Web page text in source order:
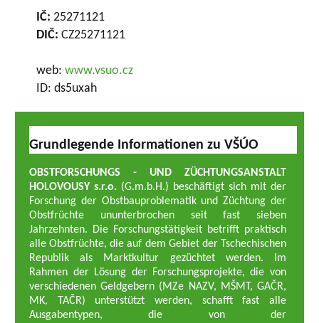
IČ: 25271121
DIČ: CZ25271121
web:www.vsuo.cz
ID: ds5uxah
Grundlegende Informationen zu VŠÚO
OBSTFORSCHUNGS - UND ZÜCHTUNGSANSTALT
HOLOVOUSY s.r.o. (G.m.b.H.) beschäftigt sich mit der
Forschung der Obstbauproblematik und Züchtung der
Obstfrüchte ununterbrochen seit fast sieben
Jahrzehnten. Die Forschungstätigkeit betrifft praktisch
alle Obstfrüchte, die auf dem Gebiet der Tschechischen
Republik als Marktkultur gezüchtet werden. Im
Rahmen der Lösung der Forschungsprojekte, die von
verschiedenen Geldgebern (MZe NAZV, MŠMT, GAČR,
MK, TAČR) unterstützt werden, schafft fast alle
Ausgabentypen, die von der